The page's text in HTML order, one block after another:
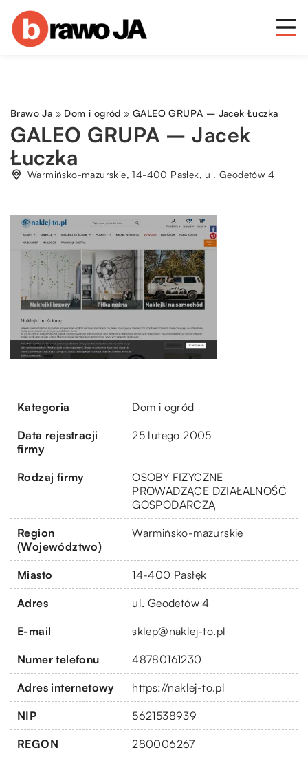
Brawo Ja » Dom i ogród »GALEO GRUPA – Jacek Łuczka
GALEO GRUPA – Jacek
Łuczka
Warmińsko-mazurskie, 14-400 Pasłęk, ul. Geodetów 4
Kategoria Dom i ogród
Data rejestracji
firmy
25 lutego 2005
Rodzaj firmy
OSOBY FIZYCZNE
PROWADZĄCE DZIAŁALNOŚĆ
GOSPODARCZĄ
Region
(Województwo)
Warmińsko-mazurskie
Miasto 14-400 Pasłęk
Adres ul. Geodetów 4
E-mail sklep@naklej-to.pl
Numer telefonu 48780161230
Adres internetowy https://naklej-to.pl
NIP 5621538939
REGON 280006267